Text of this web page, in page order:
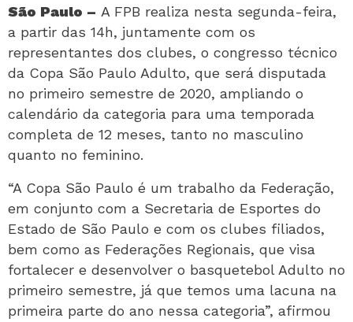
São Paulo – A FPB realiza nesta segunda-feira,
a partir das 14h, juntamente com os
representantes dos clubes, o congresso técnico
da Copa São Paulo Adulto, que será disputada
no primeiro semestre de 2020, ampliando o
calendário da categoria para uma temporada
completa de 12 meses, tanto no masculino
quanto no feminino.
“A Copa São Paulo é um trabalho da Federação,
em conjunto com a Secretaria de Esportes do
Estado de São Paulo e com os clubes filiados,
bem como as Federações Regionais, que visa
fortalecer e desenvolver o basquetebol Adulto no
primeiro semestre, já que temos uma lacuna na
primeira parte do ano nessa categoria”, afirmou